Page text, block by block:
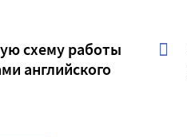
схему работы
английского